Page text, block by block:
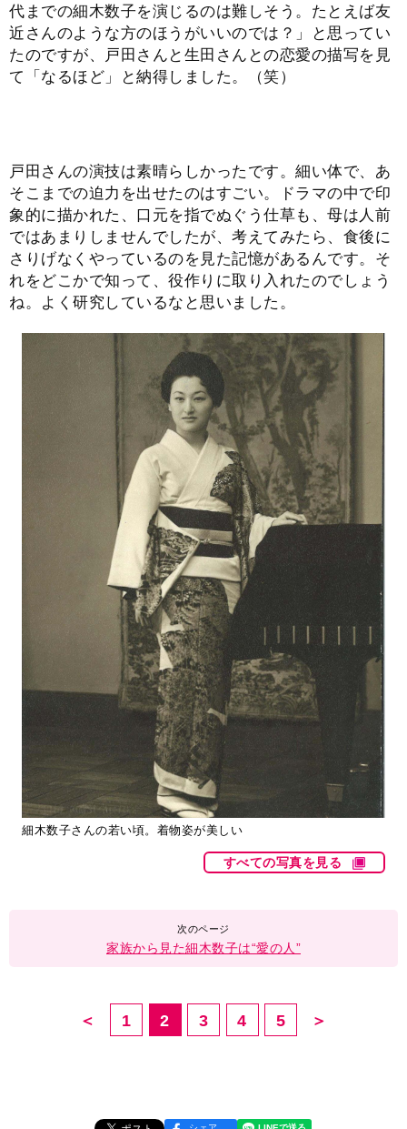
代までの細木数子を演じるのは難しそう。たとえば友
近さんのような方のほうがいいのでは？」と思ってい
たのですが、戸田さんと生田さんとの恋愛の描写を見
て「なるほど」と納得しました。（笑）
戸田さんの演技は素晴らしかったです。細い体で、あ
そこまでの迫力を出せたのはすごい。ドラマの中で印
象的に描かれた、口元を指でぬぐう仕草も、母は人前
ではあまりしませんでしたが、考えてみたら、食後に
さりげなくやっているのを見た記憶があるんです。そ
れをどこかで知って、役作りに取り入れたのでしょう
ね。よく研究しているなと思いました。
細木数子さんの若い頃。着物姿が美しい
すべての写真を見る
家族から見た細木数子は“愛の人”
＜ 1 2 3 4 5 ＞